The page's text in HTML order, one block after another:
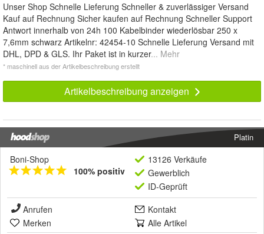
Unser Shop Schnelle Lieferung Schneller & zuverlässiger Versand
Kauf auf Rechnung Sicher kaufen auf Rechnung Schneller Support
Antwort innerhalb von 24h 100 Kabelbinder wiederlösbar 250 x
7,6mm schwarz Artikelnr: 42454-10 Schnelle Lieferung Versand mit
DHL, DPD & GLS. Ihr Paket ist in kurzer... Mehr
* maschinell aus der Artikelbeschreibung erstellt
Artikelbeschreibung anzeigen
Platin
Boni-Shop
100% positiv
13126 Verkäufe
Gewerblich
ID-Geprüft
Anrufen
Kontakt
Merken
Alle Artikel